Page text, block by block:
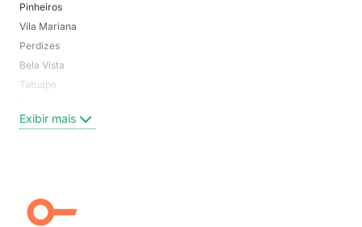
Pinheiros
Vila Mariana
Perdizes
Bela Vista
Tatuapé
Centro
Campo Belo
Ipiranga
Exibir mais